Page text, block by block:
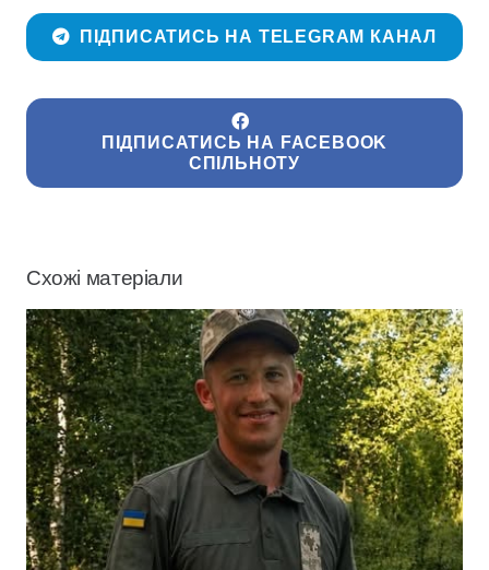
ПІДПИСАТИСЬ НА TELEGRAM КАНАЛ
ПІДПИСАТИСЬ НА FACEBOOK
СПІЛЬНОТУ
Схожі матеріали